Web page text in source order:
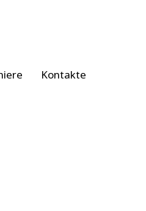
Kontakte